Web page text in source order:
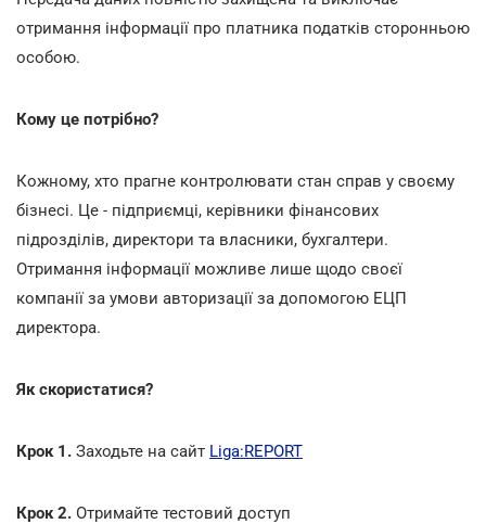
отримання інформації про платника податків сторонньою
особою.
Кому це потрібно?
Кожному, хто прагне контролювати стан справ у своєму
бізнесі. Це - підприємці, керівники фінансових
підрозділів, директори та власники, бухгалтери.
Отримання інформації можливе лише щодо своєї
компанії за умови авторизації за допомогою ЕЦП
директора.
Як скористатися?
Крок 1. Заходьте на сайт Liga:REPORT
Крок 2. Отримайте тестовий доступ